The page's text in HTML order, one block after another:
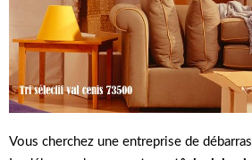
Vous cherchez une entreprise de